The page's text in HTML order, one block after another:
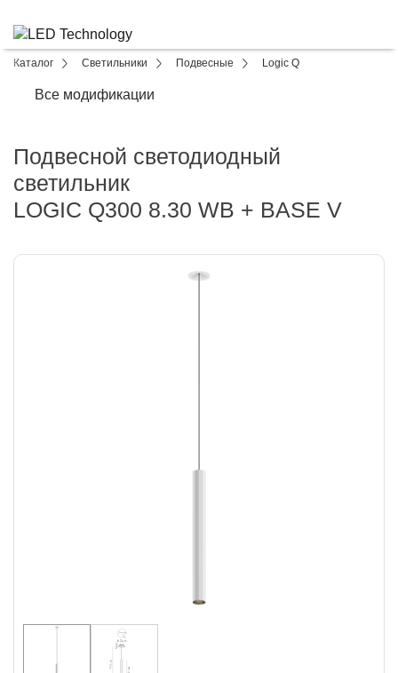
Каталог Светильники Подвесные Logic Q
Все модификации
Подвесной светодиодный
светильник
LOGIC Q300 8.30 WB + BASE V